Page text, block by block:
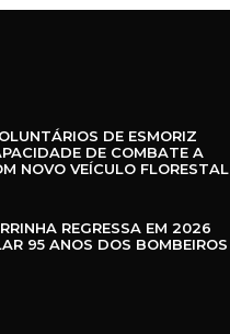
DE ESMORIZ
DE COMBATE A
NOVO VEÍCULO FLORESTAL
REGRESSA EM 2026
95 ANOS DOS BOMBEIROS